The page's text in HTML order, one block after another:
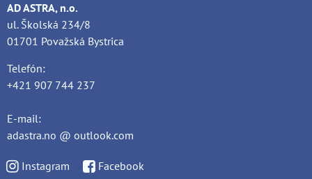
AD ASTRA, n.o.
ul. Školská 234/8
01701 Považská Bystrica
Telefón:
+421 907 744 237
E-mail:
adastra.no @ outlook.com
Instagram Facebook